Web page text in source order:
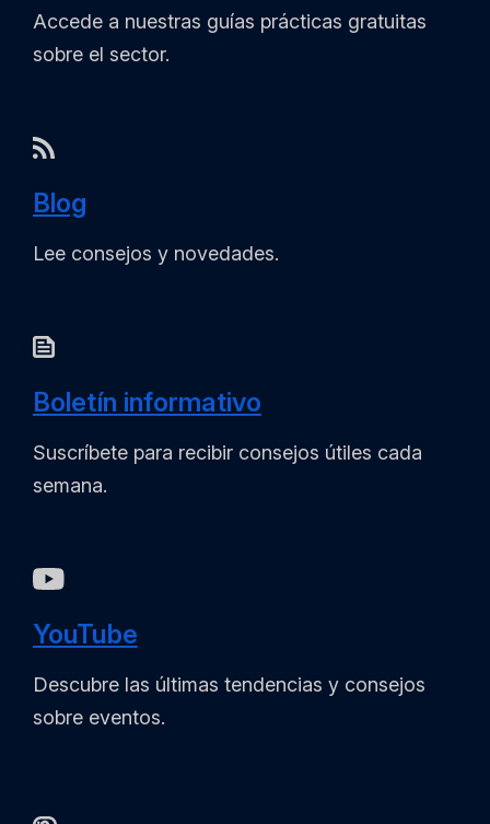
Accede a nuestras guías prácticas gratuitas
sobre el sector.
Blog
Lee consejos y novedades.
Boletín informativo
Suscríbete para recibir consejos útiles cada
semana.
YouTube
Descubre las últimas tendencias y consejos
sobre eventos.